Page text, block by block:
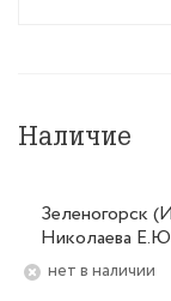
Наличие
Зеленогорск
Николаева
Нет в наличии